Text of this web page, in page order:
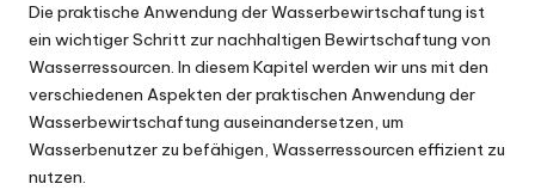
Die praktische Anwendung der Wasserbewirtschaftung ist
ein wichtiger Schritt zur nachhaltigen Bewirtschaftung von
Wasserressourcen. In diesem Kapitel werden wir uns mit den
verschiedenen Aspekten der praktischen Anwendung der
Wasserbewirtschaftung auseinandersetzen, um
Wasserbenutzer zu befähigen, Wasserressourcen effizient zu
nutzen.